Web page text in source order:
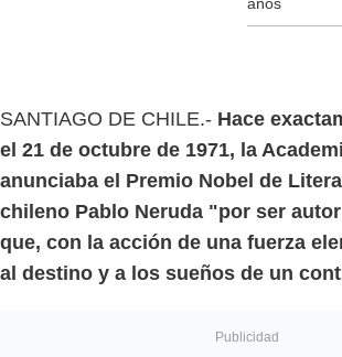
SANTIAGO DE CHILE.- Hace
el 21 de octubre de 1971, la
anunciaba el Premio Nobel de
chileno Pablo Neruda "por ser
que, con la acción de una fuerza
al destino y a los sueños de un